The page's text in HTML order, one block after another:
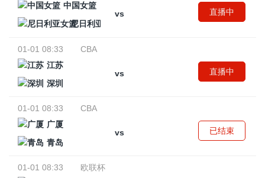
中国女篮
vs
尼日利亚女篮
直播中
01-01 08:33
CBA
江苏
vs
深圳
直播中
01-01 08:33
CBA
广厦
vs
青岛
已结束
01-01 08:33
欧联杯